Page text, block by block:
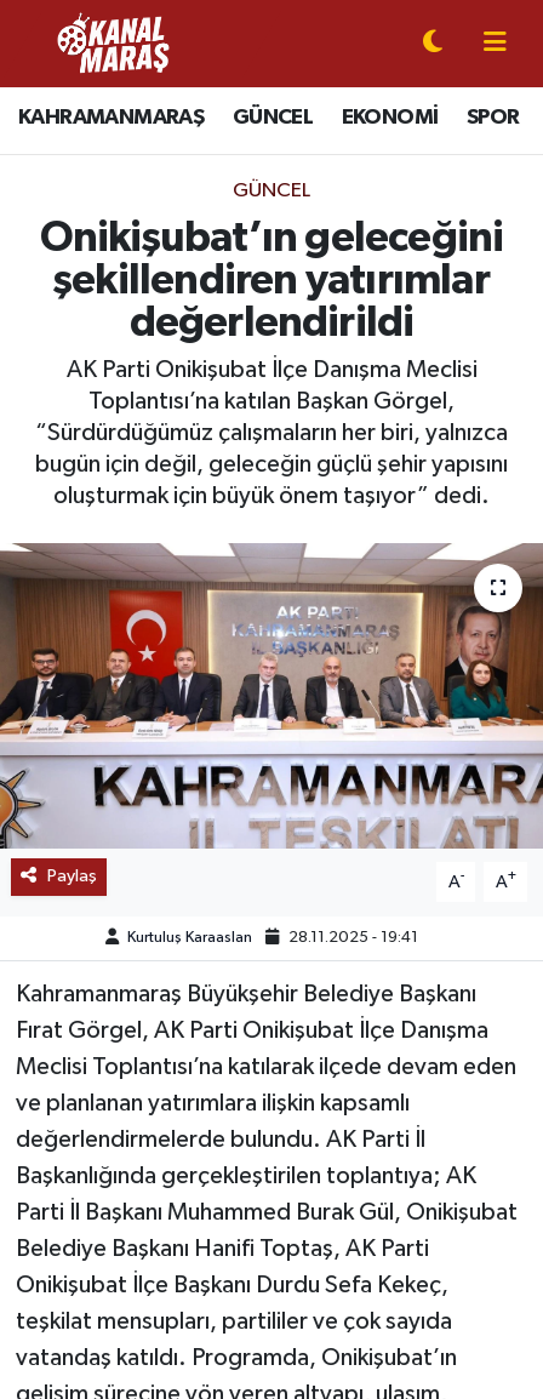
KAHRAMANMARAŞ GÜNCEL EKONOMİ SPOR
GÜNCEL
Onikişubat’ın geleceğini
şekillendiren yatırımlar
değerlendirildi
AK Parti Onikişubat İlçe Danışma Meclisi
Toplantısı’na katılan Başkan Görgel,
“Sürdürdüğümüz çalışmaların her biri, yalnızca
bugün için değil, geleceğin güçlü şehir yapısını
oluşturmak için büyük önem taşıyor” dedi.
Paylaş A- A+
Kurtuluş Karaaslan 28.11.2025 - 19:41
Kahramanmaraş Büyükşehir Belediye Başkanı
Fırat Görgel, AK Parti Onikişubat İlçe Danışma
Meclisi Toplantısı’na katılarak ilçede devam eden
ve planlanan yatırımlara ilişkin kapsamlı
değerlendirmelerde bulundu. AK Parti İl
Başkanlığında gerçekleştirilen toplantıya; AK
Parti İl Başkanı Muhammed Burak Gül, Onikişubat
Belediye Başkanı Hanifi Toptaş, AK Parti
Onikişubat İlçe Başkanı Durdu Sefa Kekeç,
teşkilat mensupları, partililer ve çok sayıda
vatandaş katıldı. Programda, Onikişubat’ın
CANLI YAYIN
KAHRAMANMARAŞ
GÜNCEL
SPOR
SİYASET
EKONOMİ
GÜNDEM
SAĞLIK
EĞİTİM
BÖLGE
KEŞFET
DÜNYA
TREND
MEDYA
OTOMOTİV
TEKNOLOJİ
YAŞAM
KÜLTÜR SANAT
Kahramanmaraş Nöbetçi Eczaneler
Kahramanmaraş Hava Durumu
Kahramanmaraş Namaz Vakitleri
Kahramanmaraş Trafik Yoğunluk Haritası
Süper Lig Puan Durumu ve Fikstür
Tüm Manşetler
Son Dakika Haberleri